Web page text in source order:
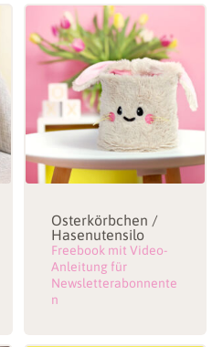
Osterkörbchen /
Hasenutensilo
Freebook mit Video-
Anleitung für
Newsletterabonnente
n